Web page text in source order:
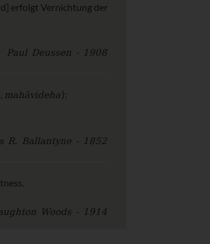
erfolgt Vernichtung der
Paul Deussen - 1908
mahāvideha ):
R. Ballantyne - 1852
Woods - 1914